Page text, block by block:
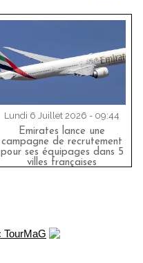
Lundi 6 Juillet 2026 - 09:44
Emirates lance une
campagne de recrutement
pour ses équipages dans 5
villes françaises